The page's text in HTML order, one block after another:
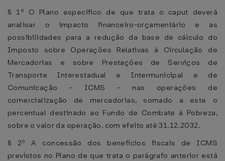
§ 1º O Plano específico de que trata o caput deverá
analisar o impacto financeiro-orçamentário e as
possibilidades para a redução da base de cálculo do
Imposto sobre Operações Relativas à Circulação de
Mercadorias e sobre Prestações de Serviços de
Transporte Interestadual e Intermunicipal e de
Comunicação - ICMS - nas operações de
comercialização de mercadorias, somado a este o
percentual destinado ao Fundo de Combate à Pobreza,
sobre o valor da operação, com efeito até 31.12.2032.
§ 2º A concessão dos benefícios fiscais de ICMS
previstos no Plano de que trata o parágrafo anterior está